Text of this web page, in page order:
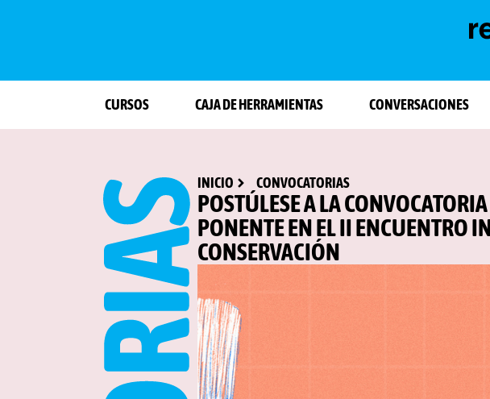
CURSOS CAJA DE HERRAMIENTAS CONVERSACIONES
INICIO CONVOCATORIAS
POSTÚLESE A LA
PONENTE EN EL II ENCUENTRO
CONSERVACIÓN